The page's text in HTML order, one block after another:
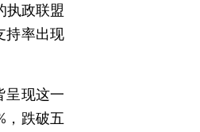
执政联盟
持率出现
现这一
，跌破五